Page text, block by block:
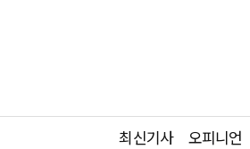
최신기사 오피니언